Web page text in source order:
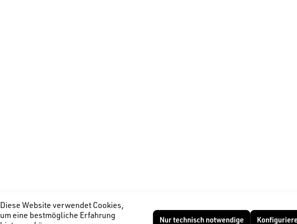
Diese Website verwendet Cookies,
um eine bestmögliche Erfahrung
Nur technisch notwendige